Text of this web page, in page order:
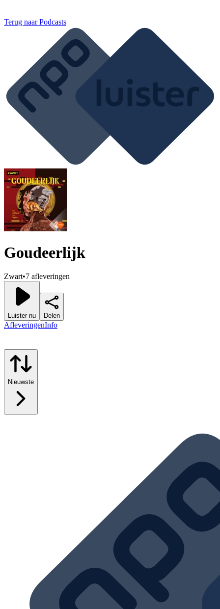
Terug naarPodcasts
Goudeerlijk
Zwart•7 afleveringen
Luister nu Delen
AfleveringenInfo
Nieuwste